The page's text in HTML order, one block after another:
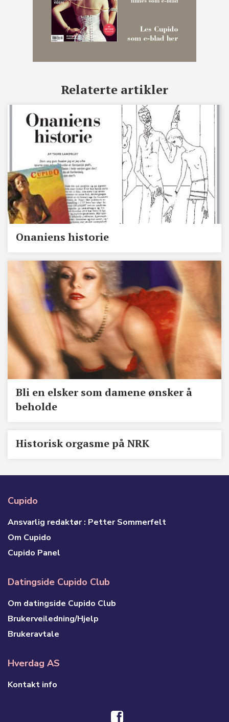
Relaterte artikler
Onaniens historie
Bli en elsker som damene ønsker å
beholde
Historisk orgasme på NRK
Cupido
Ansvarlig redaktør : Petter Sommerfelt
Om Cupido
Cupido Panel
Datingside Cupido Club
Om datingside Cupido Club
Brukerveiledning/Hjelp
Brukeravtale
Hverdag AS
Kontakt info